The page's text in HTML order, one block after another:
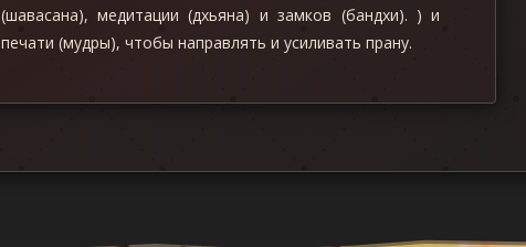
(шавасана), медитации (дхьяна) и замков (бандхи). ) и
печати (мудры), чтобы направлять и усиливать прану.